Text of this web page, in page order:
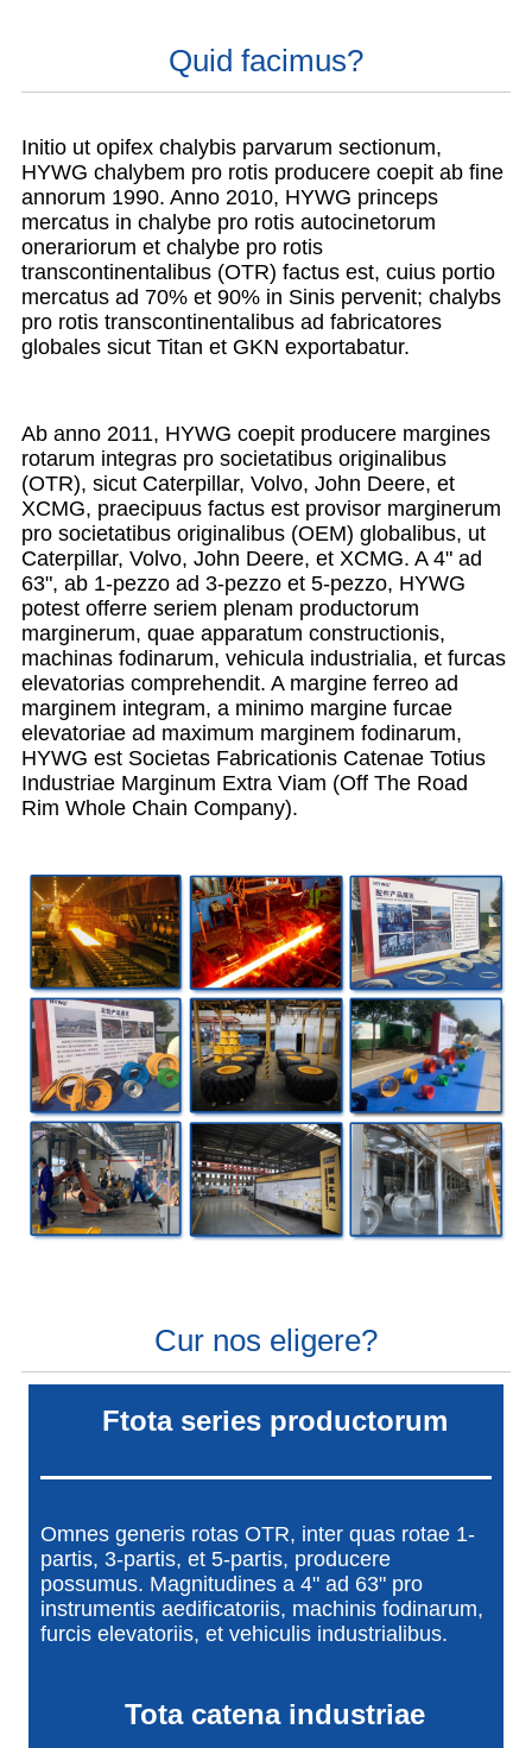
Quid facimus?
Initio ut opifex chalybis parvarum sectionum,
HYWG chalybem pro rotis producere coepit ab fine
annorum 1990. Anno 2010, HYWG princeps
mercatus in chalybe pro rotis autocinetorum
onerariorum et chalybe pro rotis
transcontinentalibus (OTR) factus est, cuius portio
mercatus ad 70% et 90% in Sinis pervenit; chalybs
pro rotis transcontinentalibus ad fabricatores
globales sicut Titan et GKN exportabatur.
Ab anno 2011, HYWG coepit producere margines
rotarum integras pro societatibus originalibus
(OTR), sicut Caterpillar, Volvo, John Deere, et
XCMG, praecipuus factus est provisor marginerum
pro societatibus originalibus (OEM) globalibus, ut
Caterpillar, Volvo, John Deere, et XCMG. A 4" ad
63", ab 1-pezzo ad 3-pezzo et 5-pezzo, HYWG
potest offerre seriem plenam productorum
marginerum, quae apparatum constructionis,
machinas fodinarum, vehicula industrialia, et furcas
elevatorias comprehendit. A margine ferreo ad
marginem integram, a minimo margine furcae
elevatoriae ad maximum marginem fodinarum,
HYWG est Societas Fabricationis Catenae Totius
Industriae Marginum Extra Viam (Off The Road
Rim Whole Chain Company).
Cur nos eligere?
Ftota series productorum
Omnes generis rotas OTR, inter quas rotae 1-
partis, 3-partis, et 5-partis, producere
possumus. Magnitudines a 4" ad 63" pro
instrumentis aedificatoriis, machinis fodinarum,
furcis elevatoriis, et vehiculis industrialibus.
Tota catena industriae